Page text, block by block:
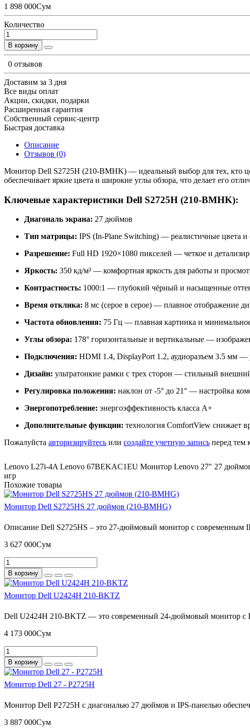
1 898 000Сум
Количество
В корзину
0 отзывов
Доставим за 3 дня
Все виды оплат
Акции, скидки, подарки
Расширенная гарантия
Собственный сервис-центр
Быстрая доставка
Описание
Отзывов (0)
Монитор Dell S2725H (210-BMHK) — идеальный выбор для тех, кто
обеспечивает яркие цвета и широкие углы обзора, что делает его
Ключевые характеристики Dell S2725H (210-BMHK):
Диагональ экрана: 27 дюймов
Тип матрицы: IPS (In-Plane Switching) — реалистичные цвета
Разрешение: Full HD 1920×1080 пикселей — четкое и
Яркость: 350 кд/м² — комфортная яркость для работы и
Контрастность: 1000:1 — глубокий чёрный и насыщенные
Время отклика: 8 мс (серое в серое) — плавное отображение
Частота обновления: 75 Гц — плавная картинка и
Углы обзора: 178° горизонтальные и вертикальные —
Подключения: HDMI 1.4, DisplayPort 1.2, аудиоразъем 3.5 мм
Дизайн: ультратонкие рамки с трех сторон — стильный
Регулировка положения: наклон от -5° до 21° — настройка
Энергопотребление: энергоэффективность класса A+
Дополнительные функции: технология ComfortView снижает
Пожалуйста авторизируйтесь или создайте учетную запись перед тем
Lenovo L27i-4A Lenovo 67BEKAC1EU Монитор Lenovo 27" 27
игр
Похожие товары
Монитор Dell S2725HS 27 дюймов (210-BMHG)
Описание Dell S2725HS – это 27-дюймовый монитор с современным
3 627 000Сум
В корзину
Монитор Dell U2424H 210-BKTZ
Dell U2424H 210-BKTZ — это современный 24-дюймовый монитор с
4 173 000Сум
В корзину
Монитор Dell 27 - P2725H
Монитор Dell P2725H с диагональю 27 дюймов и IPS-панелью
3 887 000Сум